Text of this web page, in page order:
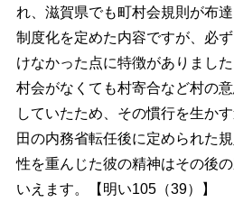
れ、滋賀県でも町村会規則が布
制度化を定めた内容ですが、必
けなかった点に特徴がありまし
村会がなくても村寄合など村の
していたため、その慣行を生か
田の内務省転任後に定められた
性を重んじた彼の精神はその後
いえます。【明い105（39）】